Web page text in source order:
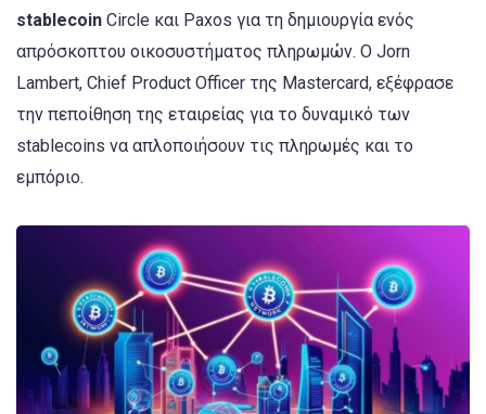
stablecoin Circle και Paxos για τη δημιουργία ενός
απρόσκοπτου οικοσυστήματος πληρωμών. Ο Jorn
Lambert, Chief Product Officer της Mastercard, εξέφρασε
την πεποίθηση της εταιρείας για το δυναμικό των
stablecoins να απλοποιήσουν τις πληρωμές και το
εμπόριο.​